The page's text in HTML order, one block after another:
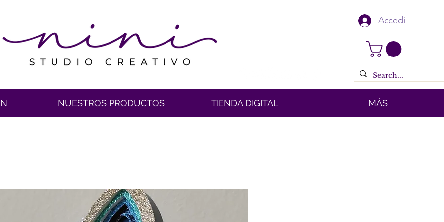
Accedi
NUESTROS PRODUCTOS TIENDA DIGITAL MÁS